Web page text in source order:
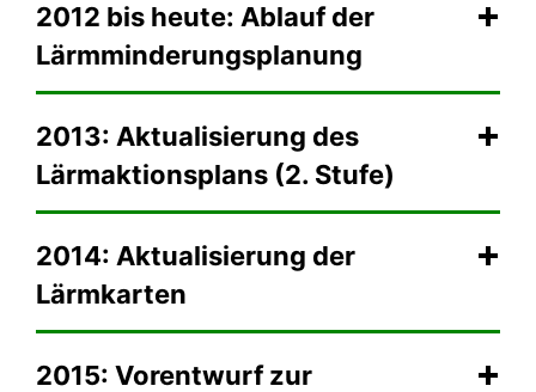
2012 bis heute: Ablauf der
Lärmminderungsplanung
2013: Aktualisierung des
Lärmaktionsplans (2. Stufe)
2014: Aktualisierung der
Lärmkarten
2015: Vorentwurf zur